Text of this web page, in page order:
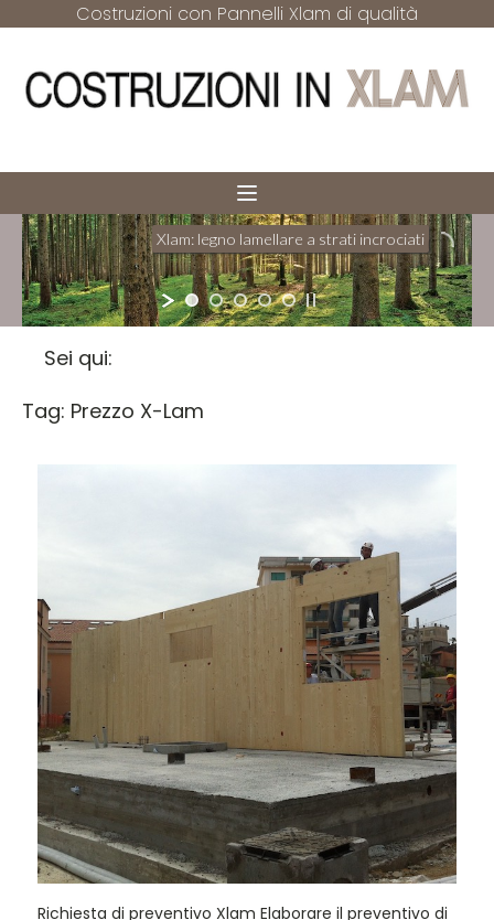
Costruzioni con Pannelli Xlam di qualità
Xlam: legno lamellare a strati incrociati
Il sistema strutturale per pareti e solai
Sei qui:
Tag: Prezzo X-Lam
Preventivo Xlam
Richiesta di preventivo Xlam Elaborare il preventivo di